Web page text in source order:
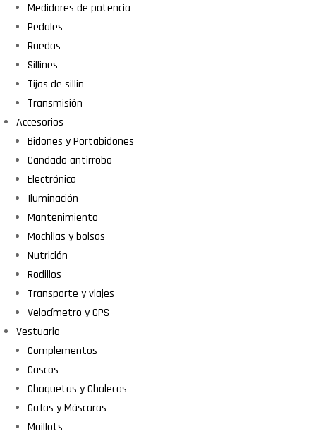
Medidores de potencia
Pedales
Ruedas
Sillines
Tijas de sillin
Transmisión
Accesorios
Bidones y Portabidones
Candado antirrobo
Electrónica
Iluminación
Mantenimiento
Mochilas y bolsas
Nutrición
Rodillos
Transporte y viajes
Velocímetro y GPS
Vestuario
Complementos
Cascos
Chaquetas y Chalecos
Gafas y Máscaras
Maillots